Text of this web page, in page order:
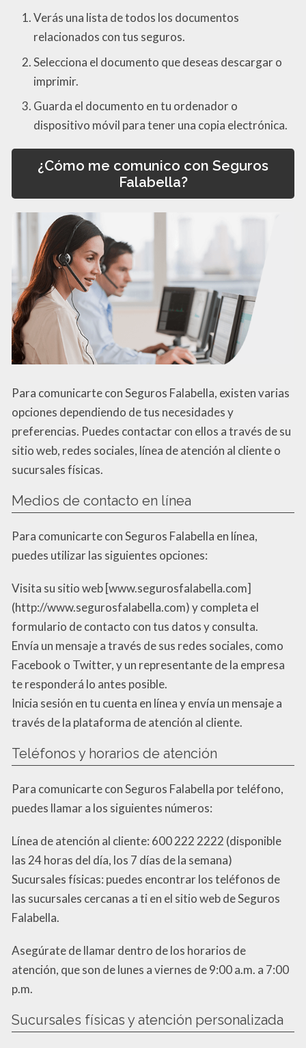
Verás una lista de todos los documentos
relacionados con tus seguros.
Selecciona el documento que deseas descargar o
imprimir.
Guarda el documento en tu ordenador o
dispositivo móvil para tener una copia electrónica.
¿Cómo me comunico con Seguros
Falabella?
Para comunicarte con Seguros Falabella, existen varias
opciones dependiendo de tus necesidades y
preferencias. Puedes contactar con ellos a través de su
sitio web, redes sociales, línea de atención al cliente o
sucursales físicas.
Medios de contacto en línea
Para comunicarte con Seguros Falabella en línea,
puedes utilizar las siguientes opciones:
Visita su sitio web [www.segurosfalabella.com]
(http://www.segurosfalabella.com) y completa el
formulario de contacto con tus datos y consulta.
Envía un mensaje a través de sus redes sociales, como
Facebook o Twitter, y un representante de la empresa
te responderá lo antes posible.
Inicia sesión en tu cuenta en línea y envía un mensaje a
través de la plataforma de atención al cliente.
Teléfonos y horarios de atención
Para comunicarte con Seguros Falabella por teléfono,
puedes llamar a los siguientes números:
Línea de atención al cliente: 600 222 2222 (disponible
las 24 horas del día, los 7 días de la semana)
Sucursales físicas: puedes encontrar los teléfonos de
las sucursales cercanas a ti en el sitio web de Seguros
Falabella.
Asegúrate de llamar dentro de los horarios de
atención, que son de lunes a viernes de 9:00 a.m. a 7:00
p.m.
Sucursales físicas y atención personalizada